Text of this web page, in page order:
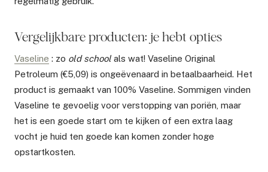
Vergelijkbare producten: je hebt opties
Vaseline : zo old schoolals wat! Vaseline Original
Petroleum (€5,09) is ongeëvenaard in betaalbaarheid. Het
product is gemaakt van 100% Vaseline. Sommigen vinden
Vaseline te gevoelig voor verstopping van poriën, maar
het is een goede start om te kijken of een extra laag
vocht je huid ten goede kan komen zonder hoge
opstartkosten.